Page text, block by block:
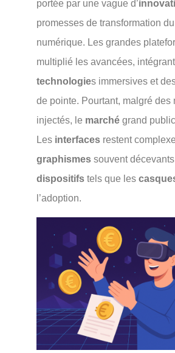
portée par une vague d’
promesses de transformation du
numérique. Les grandes
multiplié les avancées,
technologies immersives et
de pointe. Pourtant, malgré des
injectés, le marché grand
Les interfaces restent
graphismes souvent
dispositifs tels que les
l’adoption.